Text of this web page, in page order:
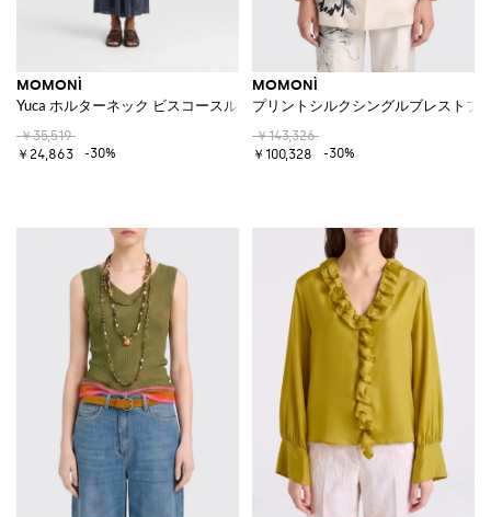
MOMONÌ
Yuca ホルターネック ビスコースルレックスブレンド ミディチュニックド
￥35,519
￥24,863
-30%
MOMONÌ
プリントシルクシングルブレストブ
￥143,326
￥100,328
-30%